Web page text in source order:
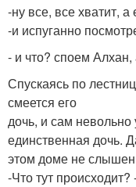
-ну все, все хватит,
-и испуганно
- и что? споем
Спускаясь по
смеется его
дочь, и сам
единственная дочь.
этом доме не слышен
-Что тут происходит?